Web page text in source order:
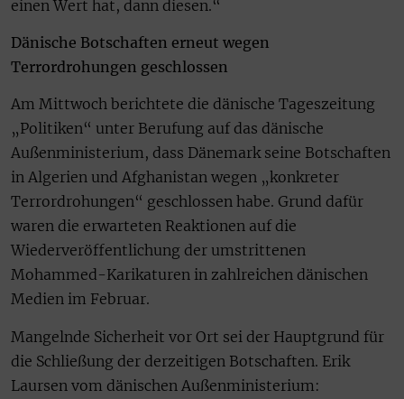
einen Wert hat, dann diesen.“
Dänische Botschaften erneut wegen
Terrordrohungen geschlossen
Am Mittwoch berichtete die dänische Tageszeitung
„Politiken“ unter Berufung auf das dänische
Außenministerium, dass Dänemark seine Botschaften
in Algerien und Afghanistan wegen „konkreter
Terrordrohungen“ geschlossen habe. Grund dafür
waren die erwarteten Reaktionen auf die
Wiederveröffentlichung der umstrittenen
Mohammed-Karikaturen in zahlreichen dänischen
Medien im Februar.
Mangelnde Sicherheit vor Ort sei der Hauptgrund für
die Schließung der derzeitigen Botschaften. Erik
Laursen vom dänischen Außenministerium: